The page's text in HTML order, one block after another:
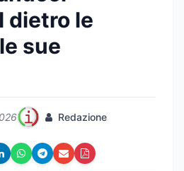
dietro le
sue
Redazione